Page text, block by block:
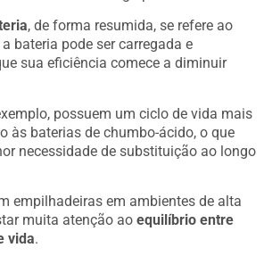
, de forma resumida, se refere ao
bateria pode ser carregada e
sua eficiência comece a diminuir
possuem um ciclo de vida mais
às baterias de chumbo-ácido, o que
necessidade de substituição ao longo
empilhadeiras em ambientes de alta
muita atenção aoequilíbrio entre
vida